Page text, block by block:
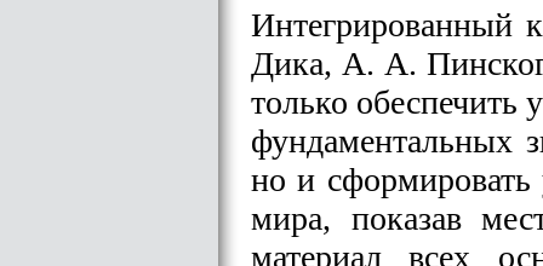
Интегрированный
Дика, А. А.
только обеспечить
фундаментальных
но и сформировать
мира, показав
материал всех